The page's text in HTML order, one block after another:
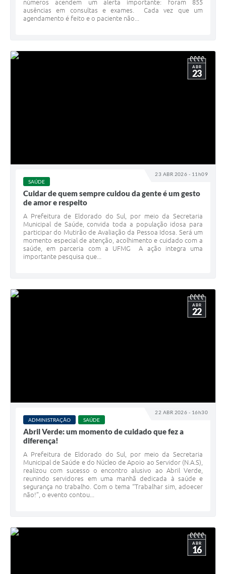
números acendem um alerta importante: foram 855
ausências em consultas e exames. Cada vez que um
agendamento é feito e o paciente não...
23 ABR 2026 - 11h09
ABR
23
SAÚDE
Cuidar de quem sempre cuidou da gente é um gesto
de amor e respeito
A Prefeitura de Eldorado do Sul, por meio da Secretaria
Municipal de Saúde, convida toda a população idosa para
participar do Mutirão de Avaliação da Pessoa Idosa. Será um
momento especial de atenção, acolhimento e cuidado com a
saúde, em parceria com a UFMG A ação integra uma
importante pesquisa que...
22 ABR 2026 - 16h30
ABR
22
ADMINISTRAÇÃO SAÚDE
Abril Verde: um momento de cuidado que fez a
diferença!
A Prefeitura de Eldorado do Sul, por meio da Secretaria
Municipal de Saúde e do Núcleo de Apoio ao Servidor (N.A.S),
realizou com sucesso o encontro alusivo ao Abril Verde,
reunindo servidores em uma manhã dedicada à saúde e
segurança no trabalho. Com o tema “Trabalhar sim, adoecer
não!”, o evento contou...
ABR
16